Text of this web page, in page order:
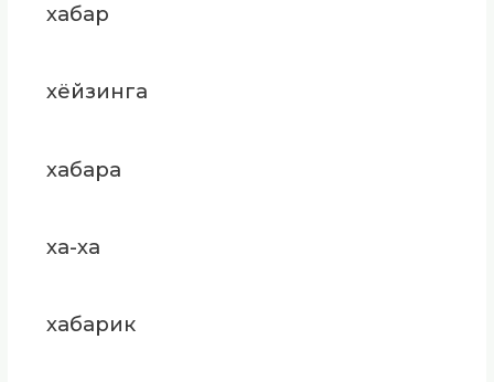
хабар
хёйзинга
хабара
ха-ха
хабарик